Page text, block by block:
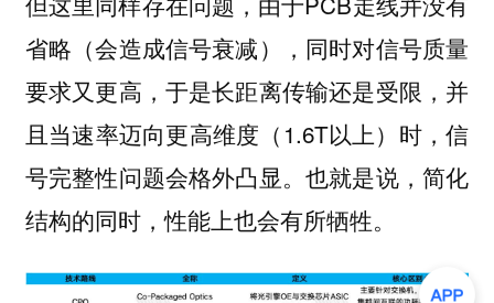
省略（会造成信号衰减），同时对信号质量
要求又更高，于是长距离传输还是受限，并
且当速率迈向更高维度（1.6T以上）时，信
号完整性问题会格外凸显。也就是说，简化
结构的同时，性能上也会有所牺牲。